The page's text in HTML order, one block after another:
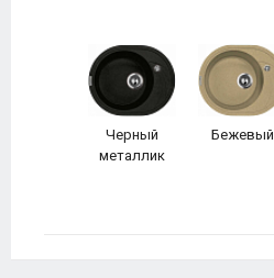
Черный
металлик
Бежевый